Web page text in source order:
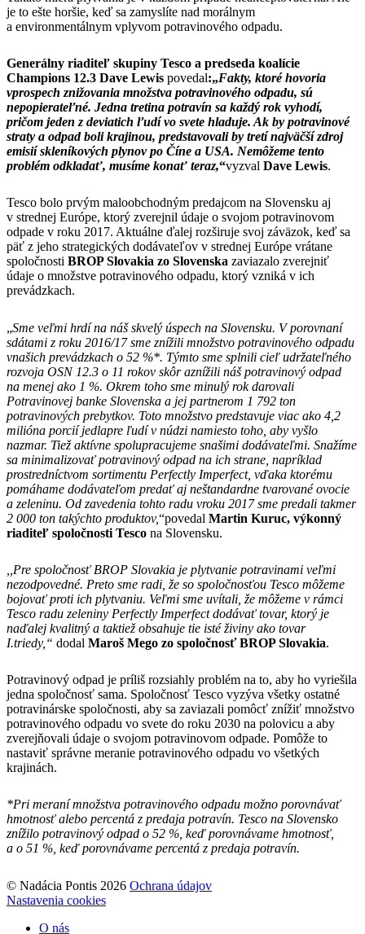
je to ešte horšie, keď sa zamyslíte nad morálnym
a environmentálnym vplyvom potravinového odpadu.
Generálny riaditeľ skupiny Tesco a predseda koalície
Champions 12.3 Dave Lewis povedal:„Fakty, ktoré hovoria
vprospech znižovania množstva potravinového odpadu, sú
nepopierateľné. Jedna tretina potravín sa každý rok vyhodí,
pričom jeden z deviatich ľudí vo svete hladuje. Ak by potravinové
straty a odpad boli krajinou, predstavovali by tretí najväčší zdroj
emisií skleníkových plynov po Číne a USA. Nemôžeme tento
problém odkladať, musíme konať teraz,“vyzval Dave Lewis.
Tesco bolo prvým maloobchodným predajcom na Slovensku aj
v strednej Európe, ktorý zverejnil údaje o svojom potravinovom
odpade v roku 2017. Aktuálne ďalej rozširuje svoj záväzok, keď sa
päť z jeho strategických dodávateľov v strednej Európe vrátane
spoločnosti BROP Slovakia zo Slovenska zaviazalo zverejniť
údaje o množstve potravinového odpadu, ktorý vzniká v ich
prevádzkach.
„Sme veľmi hrdí na náš skvelý úspech na Slovensku. V porovnaní
sdátami z roku 2016/17 sme znížili množstvo potravinového odpadu
vnašich prevádzkach o 52 %*. Týmto sme splnili cieľ udržateľného
rozvoja OSN 12.3 o 11 rokov skôr aznížili náš potravinový odpad
na menej ako 1 %. Okrem toho sme minulý rok darovali
Potravinovej banke Slovenska a jej partnerom 1 792 ton
potravinových prebytkov. Toto množstvo predstavuje viac ako 4,2
milióna porcií jedlapre ľudí v núdzi namiesto toho, aby vyšlo
nazmar. Tiež aktívne spolupracujeme snašimi dodávateľmi. Snažíme
sa minimalizovať potravinový odpad na ich strane, napríklad
prostredníctvom sortimentu Perfectly Imperfect, vďaka ktorému
pomáhame dodávateľom predať aj neštandardne tvarované ovocie
a zeleninu. Od zavedenia tohto radu vroku 2017 sme predali takmer
2 000 ton takýchto produktov,“povedal Martin Kuruc, výkonný
riaditeľ spoločnosti Tesco na Slovensku.
,,Pre spoločnosť BROP Slovakia je plytvanie potravinami veľmi
nezodpovedné. Preto sme radi, že so spoločnosťou Tesco môžeme
bojovať proti ich plytvaniu. Veľmi sme uvítali, že môžeme v rámci
Tesco radu zeleniny Perfectly Imperfect dodávať tovar, ktorý je
naďalej kvalitný a taktiež obsahuje tie isté živiny ako tovar
I.triedy,“ dodal Maroš Mego zo spoločnosť BROP Slovakia.
Potravinový odpad je príliš rozsiahly problém na to, aby ho vyriešila
jedna spoločnosť sama. Spoločnosť Tesco vyzýva všetky ostatné
potravinárske spoločnosti, aby sa zaviazali pomôcť znížiť množstvo
potravinového odpadu vo svete do roku 2030 na polovicu a aby
zverejňovali údaje o svojom potravinovom odpade. Pomôže to
nastaviť správne meranie potravinového odpadu vo všetkých
krajinách.
*Pri meraní množstva potravinového odpadu možno porovnávať
hmotnosť alebo percentá z predaja potravín. Tesco na Slovensko
znížilo potravinový odpad o 52 %, keď porovnávame hmotnosť,
a o 51 %, keď porovnávame percentá z predaja potravín.
© Nadácia Pontis 2026 Ochrana údajov
Nastavenia cookies
O nás